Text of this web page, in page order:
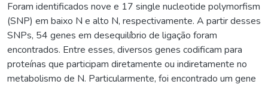
Foram identificados nove e 17 single nucleotide polymorfism
(SNP) em baixo N e alto N, respectivamente. A partir desses
SNPs, 54 genes em desequilíbrio de ligação foram
encontrados. Entre esses, diversos genes codificam para
proteínas que participam diretamente ou indiretamente no
metabolismo de N. Particularmente, foi encontrado um gene